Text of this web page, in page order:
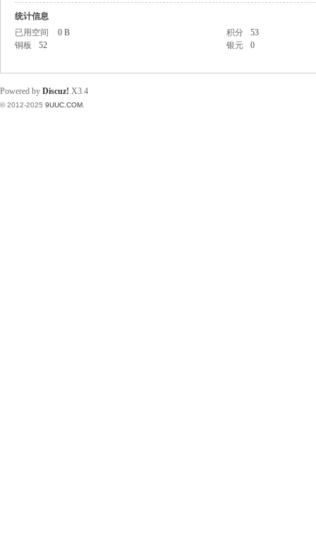
统计信息
已用空间
0 B 积分
53
铜板
52 银元 0
Powered by Discuz! X3.4
© 2012-2025 9UUC.COM